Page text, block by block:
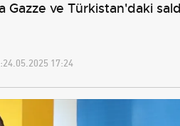
ve Türkistan'daki
24.05.2025 17:24